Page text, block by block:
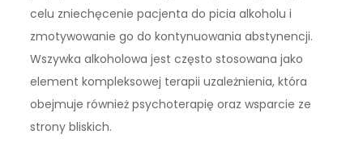
celu zniechęcenie pacjenta do picia alkoholu i
zmotywowanie go do kontynuowania abstynencji.
Wszywka alkoholowa jest często stosowana jako
element kompleksowej terapii uzależnienia, która
obejmuje również psychoterapię oraz wsparcie ze
strony bliskich.